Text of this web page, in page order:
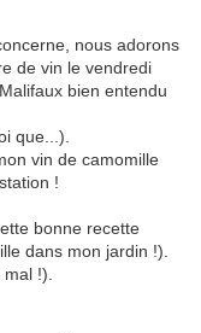
nous adorons
de vin le vendredi
bien entendu
que...).
vin de camomille
!
bonne recette
dans mon jardin !).
!).